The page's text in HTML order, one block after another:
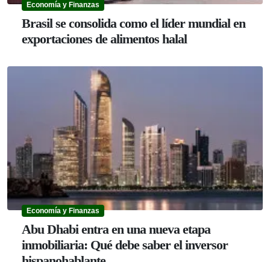
Economía y Finanzas
Brasil se consolida como el líder mundial en
exportaciones de alimentos halal
Economía y Finanzas
Abu Dhabi entra en una nueva etapa
inmobiliaria: Qué debe saber el inversor